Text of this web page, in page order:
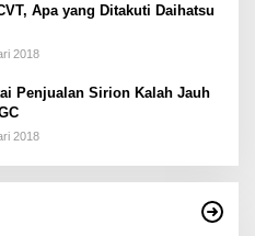
Apa yang Ditakuti Daihatsu
2018
Penjualan Sirion Kalah Jauh
2018